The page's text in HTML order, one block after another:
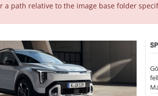
or a path relative to the image base folder